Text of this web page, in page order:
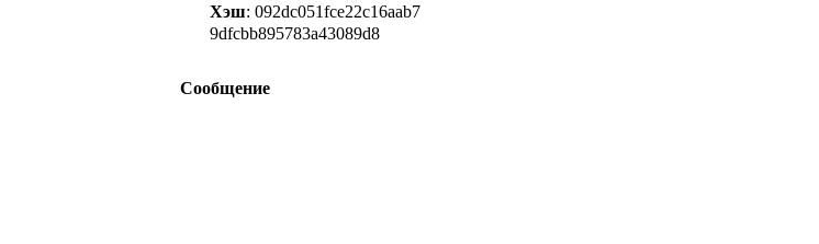
Хэш: 092dc051fce22c16aab7
9dfcbb895783a43089d8
Сообщение